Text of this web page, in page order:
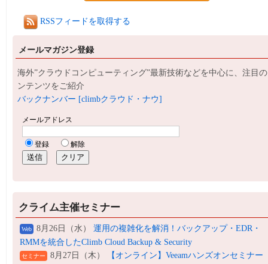
RSSフィードを取得する
メールマガジン登録
海外”クラウドコンピューティング”最新技術などを中心に、注目
ンテンツをご紹介
バックナンバー [climbクラウド・ナウ]
クライム主催セミナー
Web 8月26日（水） 運用の複雑化を解消！バックアップ・EDR・
RMMを統合したClimb Cloud Backup & Security
セミナー 8月27日（木）
【オンライン】Veeamハンズオンセミナー